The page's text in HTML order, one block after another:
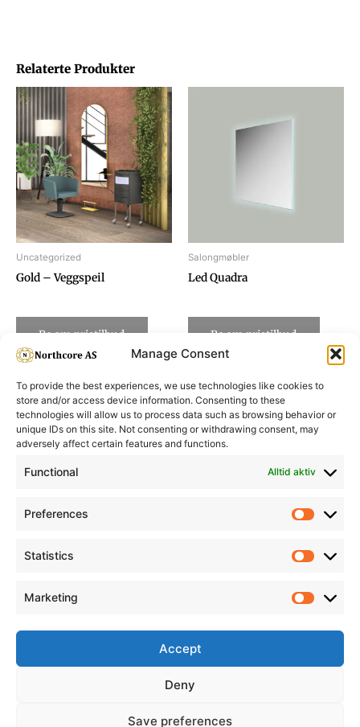
Manage Consent
To provide the best experiences, we use technologies like cookies to
store and/or access device information. Consenting to these
technologies will allow us to process data such as browsing behavior or
unique IDs on this site. Not consenting or withdrawing consent, may
adversely affect certain features and functions.
Functional Alltid aktiv
Preferences
Statistics
Marketing
Accept
Deny
Save preferences
Relaterte Produkter
Uncategorized
Gold – Veggspeil
Be om pristilbud
Salongmøbler
Led Quadra
Be om pristilbud
Informasjon